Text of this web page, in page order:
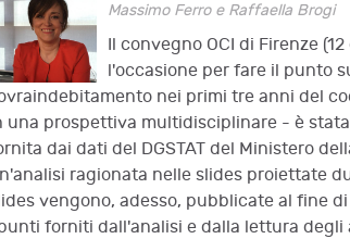
Massimo Ferro e Raffaella Brogi
Il convegno OCI di Firenze
l'occasione per fare il punto
nei primi tre anni del
una prospettiva multidisciplinare - è
dai dati del DGSTAT del Ministero
ragionata nelle slides proiettate
vengono, adesso, pubblicate al fine
forniti dall'analisi e dalla lettura